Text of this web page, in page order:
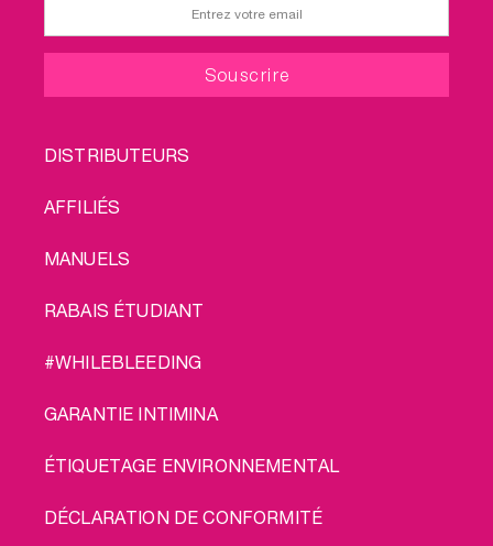
FOOTER
DISTRIBUTEURS
AFFILIÉS
MANUELS
RABAIS ÉTUDIANT
#WHILEBLEEDING
GARANTIE INTIMINA
ÉTIQUETAGE ENVIRONNEMENTAL
DÉCLARATION DE CONFORMITÉ